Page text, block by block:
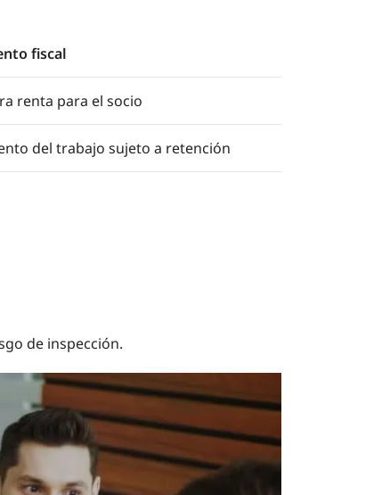
fiscal
renta para el socio
del trabajo sujeto a retención
de inspección.